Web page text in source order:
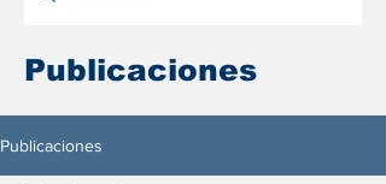
Publicaciones
Publicaciones